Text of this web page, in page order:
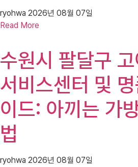
ryohwa 2026년 08월 07일
Read More
수원시 팔달구
서비스센터 및
이드: 아끼는 가
법
ryohwa 2026년 08월 07일